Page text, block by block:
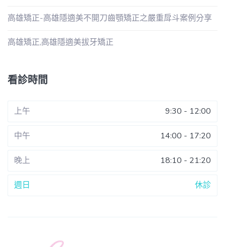
高雄矯正-高雄隱適美不開刀齒顎矯正之嚴重戽斗案例分享
高雄矯正,高雄隱適美拔牙矯正
看診時間
上午 9:30 - 12:00
中午 14:00 - 17:20
晚上 18:10 - 21:20
週日 休診